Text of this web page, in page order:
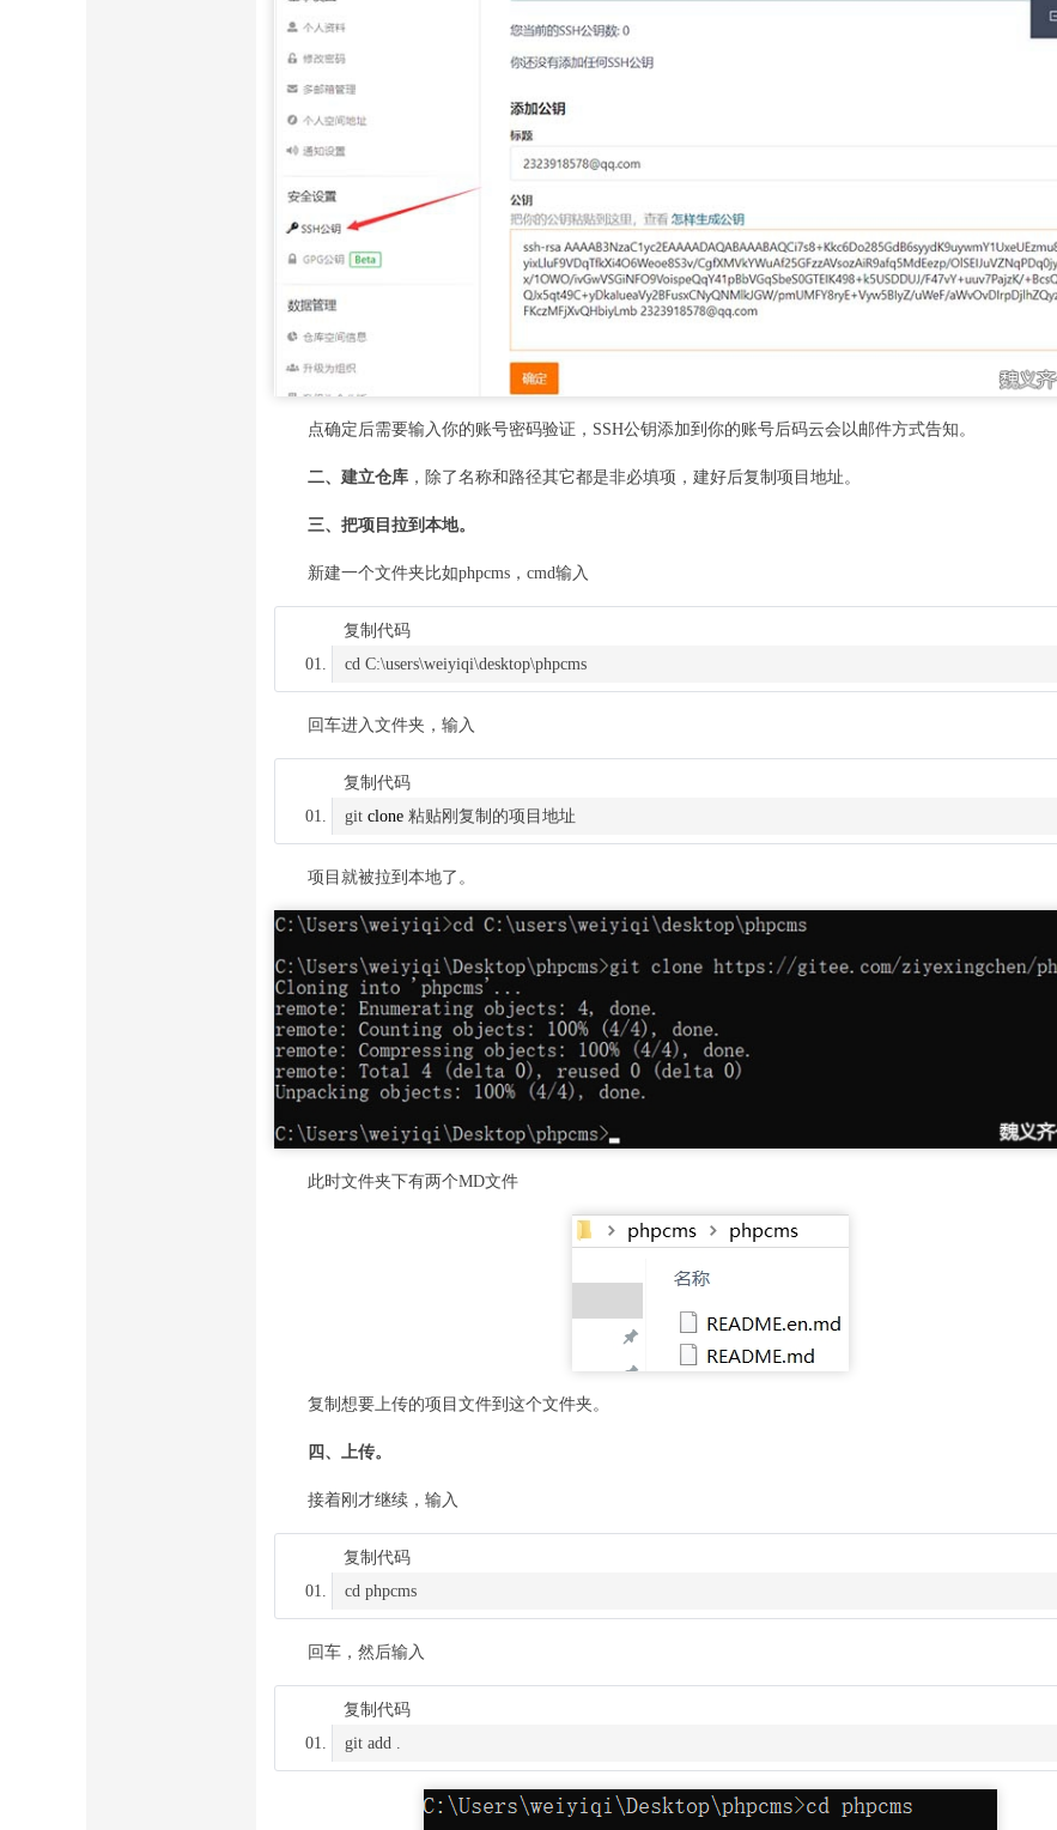
点确定后需要输入你的账号密码验证，SSH公钥添加到你的账号后码云会以邮件方式告知。
二、建立仓库 ，除了名称和路径其它都是非必填项，建好后复制项目地址。
三、把项目拉到本地。
新建一个文件夹比如phpcms，cmd输入
复制代码
cd
回车进入文件夹，输入
复制代码
git clone
项目就被拉到本地了。
此时文件夹下有两个MD文件
复制想要上传的项目文件到这个文件夹。
四、上传。
接着刚才继续，输入
复制代码
cd
回车，然后输入
复制代码